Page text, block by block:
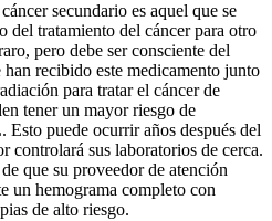
secundario es aquel que se
del tratamiento del cáncer para otro
pero debe ser consciente del
han recibido este medicamento junto
para tratar el cáncer de
tener un mayor riesgo de
puede ocurrir años después del
controlará sus laboratorios de cerca.
que su proveedor de atención
un hemograma completo con
de alto riesgo.